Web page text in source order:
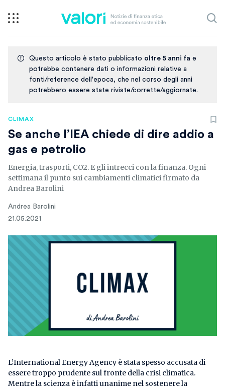
Questo articolo è stato pubblicato oltre 5 anni fa e
potrebbe contenere dati o informazioni relative a
fonti/reference dell'epoca, che nel corso degli anni
potrebbero essere state riviste/corrette/aggiornate.
CLIMAX
Se anche l’IEA chiede di dire addio a
gas e petrolio
Energia, trasporti, CO2. E gli intrecci con la finanza. Ogni
settimana il punto sui cambiamenti climatici firmato da
Andrea Barolini
Andrea Barolini
21.05.2021
L’International Energy Agency è stata spesso accusata di
essere troppo prudente sul fronte della crisi climatica.
Mentre la scienza è infatti unanime nel sostenere la